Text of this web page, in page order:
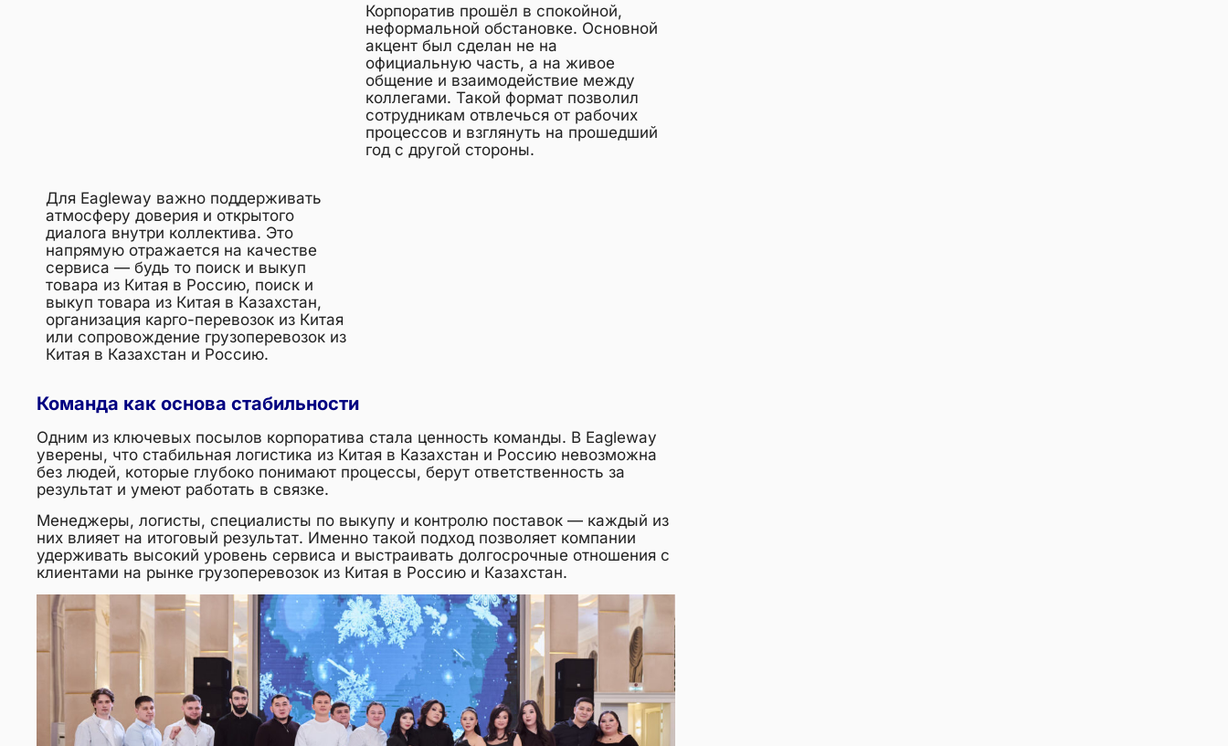
Корпоратив прошёл в спокойной,
неформальной обстановке. Основной
акцент был сделан не на
официальную часть, а на живое
общение и взаимодействие между
коллегами. Такой формат позволил
сотрудникам отвлечься от рабочих
процессов и взглянуть на прошедший
год с другой стороны.
Для Eagleway важно поддерживать
атмосферу доверия и открытого
диалога внутри коллектива. Это
напрямую отражается на качестве
сервиса — будь то поиск и выкуп
товара из Китая в Россию, поиск и
выкуп товара из Китая в Казахстан,
организация карго-перевозок из Китая
или сопровождение грузоперевозок из
Китая в Казахстан и Россию.
Команда как основа стабильности
Одним из ключевых посылов корпоратива стала ценность команды. В Eagleway
уверены, что стабильная логистика из Китая в Казахстан и Россию невозможна
без людей, которые глубоко понимают процессы, берут ответственность за
результат и умеют работать в связке.
Менеджеры, логисты, специалисты по выкупу и контролю поставок — каждый из
них влияет на итоговый результат. Именно такой подход позволяет компании
удерживать высокий уровень сервиса и выстраивать долгосрочные отношения с
клиентами на рынке грузоперевозок из Китая в Россию и Казахстан.